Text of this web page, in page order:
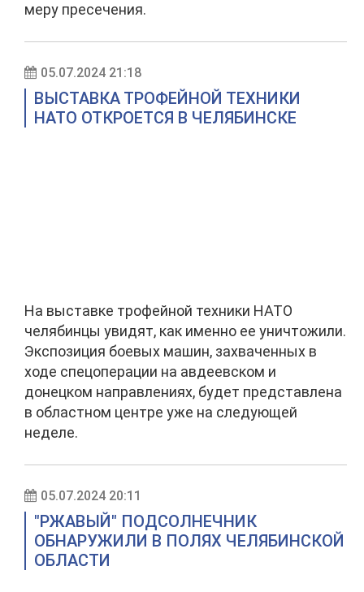
меру пресечения.
05.07.2024 21:18
ВЫСТАВКА ТРОФЕЙНОЙ ТЕХНИКИ
НАТО ОТКРОЕТСЯ В ЧЕЛЯБИНСКЕ
На выставке трофейной техники НАТО
челябинцы увидят, как именно ее уничтожили.
Экспозиция боевых машин, захваченных в
ходе спецоперации на авдеевском и
донецком направлениях, будет представлена
в областном центре уже на следующей
неделе.
05.07.2024 20:11
"РЖАВЫЙ" ПОДСОЛНЕЧНИК
ОБНАРУЖИЛИ В ПОЛЯХ ЧЕЛЯБИНСКОЙ
ОБЛАСТИ